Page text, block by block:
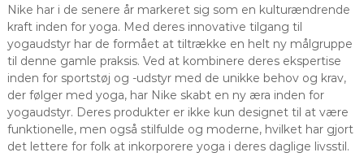
Nike har i de senere år markeret sig som en kulturændrende
kraft inden for yoga. Med deres innovative tilgang til
yogaudstyr har de formået at tiltrække en helt ny målgruppe
til denne gamle praksis. Ved at kombinere deres ekspertise
inden for sportstøj og -udstyr med de unikke behov og krav,
der følger med yoga, har Nike skabt en ny æra inden for
yogaudstyr. Deres produkter er ikke kun designet til at være
funktionelle, men også stilfulde og moderne, hvilket har gjort
det lettere for folk at inkorporere yoga i deres daglige livsstil.